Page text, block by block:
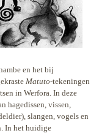
en het bij
Matuto-tekeningen
in Werfora. In deze
hagedissen, vissen,
slangen, vogels en
In het huidige